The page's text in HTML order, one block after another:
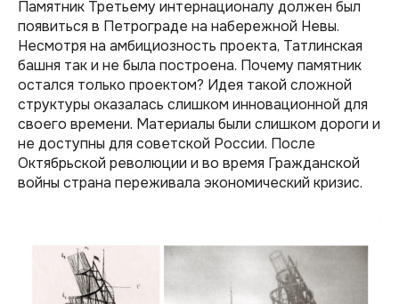
Памятник Третьему интернационалу должен был
появиться в Петрограде на набережной Невы.
Несмотря на амбициозность проекта, Татлинская
башня так и не была построена. Почему памятник
остался только проектом? Идея такой сложной
структуры оказалась слишком инновационной для
своего времени. Материалы были слишком дороги и
не доступны для советской России. После
Октябрьской революции и во время Гражданской
войны страна переживала экономический кризис.